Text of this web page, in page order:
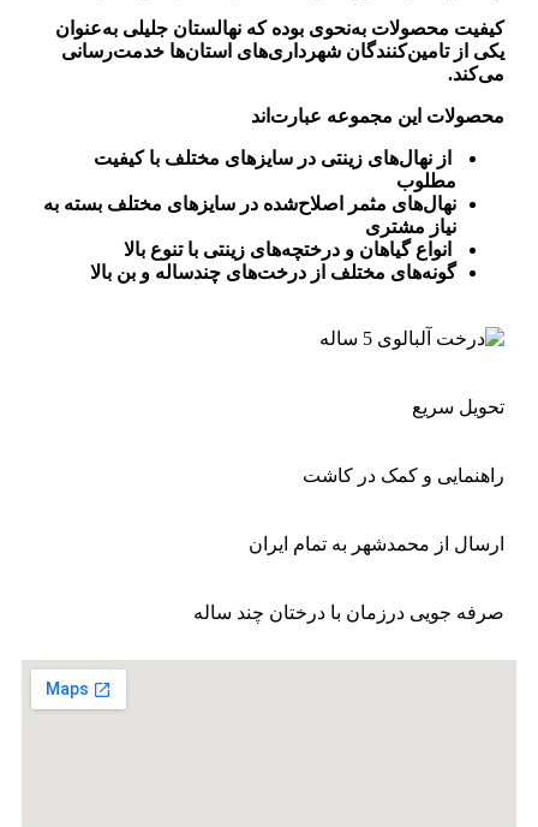
کیفیت محصولات به‌نحوی بوده که نهالستان جلیلی به‌عنوان
یکی از تامین‌کنندگان شهرداری‌های استان‌ها خدمت‌رسانی
می‌کند.
محصولات این مجموعه عبارت‌اند
از نهال‌های زینتی در سایزهای مختلف با کیفیت
مطلوب
نهال‌های مثمر اصلاح‌شده در سایزهای مختلف بسته به
نیاز مشتری
انواع گیاهان و درختچه‌های زینتی با تنوع بالا
گونه‌های مختلف از درخت‌های چندساله و بن بالا
تحویل سریع
راهنمایی و کمک در کاشت
ارسال از محمدشهر به تمام ایران
صرفه جویی درزمان با درختان چند ساله